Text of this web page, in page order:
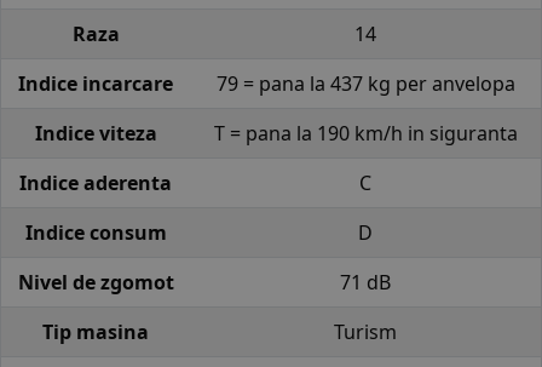
Raza
14
Indice incarcare
79 = pana la 437 kg per anvelopa
Indice viteza
T = pana la 190 km/h in siguranta
Indice aderenta
C
Indice consum
D
Nivel de zgomot
71 dB
Tip masina
Turism